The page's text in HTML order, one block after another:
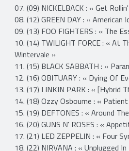
07. (09) NICKELBACK : « Get
08. (12) GREEN DAY : « American
09. (13) FOO FIGHTERS : « The
10. (14) TWILIGHT FORCE : « At
Wintervale »
11. (15) BLACK SABBATH : «
12. (16) OBITUARY : « Dying Of
13. (17) LINKIN PARK : « [Hybrid
14. (18) Ozzy Osbourne : «
15. (19) DEFTONES : « Around
16. (20) GUNS N' ROSES : «
17. (21) LED ZEPPELIN : « Four
18. (22) NIRVANA : « Unplugged